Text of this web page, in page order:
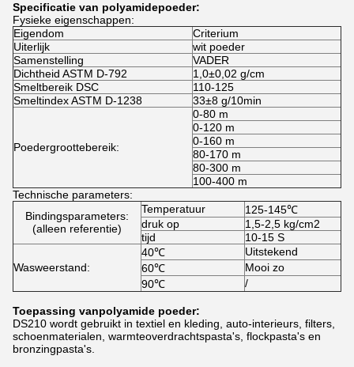
Specificatie van polyamidepoeder:
Fysieke eigenschappen:
Eigendom
Criterium
Uiterlijk
wit poeder
Samenstelling
VADER
Dichtheid ASTM D-792
1,0±0,02 g/cm
Smeltbereik DSC
110-125
Smeltindex ASTM D-1238
33±8 g/10min
Poedergroottebereik:
0-80 m
0-120 m
0-160 m
80-170 m
80-300 m
100-400 m
Technische parameters:
Bindingsparameters:
(alleen referentie)
Temperatuur
125-145℃
druk op
1,5-2,5 kg/cm2
tijd
10-15 S
Wasweerstand:
40℃
Uitstekend
60℃
Mooi zo
90℃
/
Toepassing vanpolyamide poeder:
DS210 wordt gebruikt in textiel en kleding, auto-interieurs, filters,
schoenmaterialen, warmteoverdrachtspasta's, flockpasta's en
bronzingpasta's.